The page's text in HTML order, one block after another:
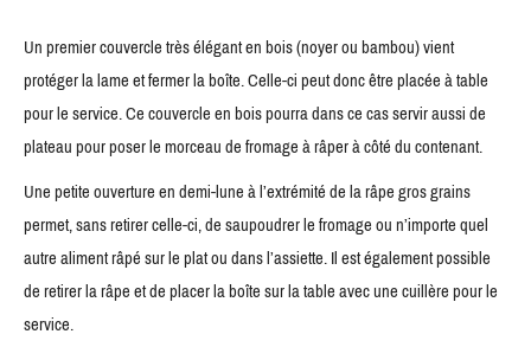
Un premier couvercle très élégant en bois (noyer ou bambou) vient
protéger la lame et fermer la boîte. Celle-ci peut donc être placée à table
pour le service. Ce couvercle en bois pourra dans ce cas servir aussi de
plateau pour poser le morceau de fromage à râper à côté du contenant.
Une petite ouverture en demi-lune à l’extrémité de la râpe gros grains
permet, sans retirer celle-ci, de saupoudrer le fromage ou n’importe quel
autre aliment râpé sur le plat ou dans l’assiette. Il est également possible
de retirer la râpe et de placer la boîte sur la table avec une cuillère pour le
service.